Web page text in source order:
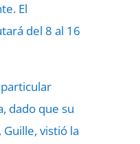
El
del 8 al 16
dado que su
vistió la